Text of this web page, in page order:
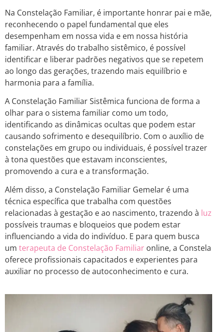
Na Constelação Familiar, é importante honrar pai e mãe,
reconhecendo o papel fundamental que eles
desempenham em nossa vida e em nossa história
familiar. Através do trabalho sistêmico, é possível
identificar e liberar padrões negativos que se repetem
ao longo das gerações, trazendo mais equilíbrio e
harmonia para a família.
A Constelação Familiar Sistêmica funciona de forma a
olhar para o sistema familiar como um todo,
identificando as dinâmicas ocultas que podem estar
causando sofrimento e desequilíbrio. Com o auxílio de
constelações em grupo ou individuais, é possível trazer
à tona questões que estavam inconscientes,
promovendo a cura e a transformação.
Além disso, a Constelação Familiar Gemelar é uma
técnica específica que trabalha com questões
relacionadas à gestação e ao nascimento, trazendo à luz
possíveis traumas e bloqueios que podem estar
influenciando a vida do indivíduo. E para quem busca
um terapeuta de Constelação Familiar online, a Constela
oferece profissionais capacitados e experientes para
auxiliar no processo de autoconhecimento e cura.